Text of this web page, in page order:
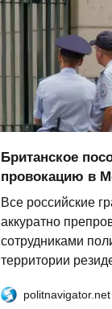
Британское
провокацию в
Все российские
аккуратно
сотрудниками
территории
politnavigator.net